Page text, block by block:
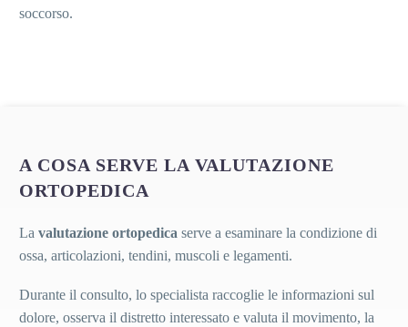
soccorso.
A COSA SERVE LA VALUTAZIONE
ORTOPEDICA
La valutazione ortopedica serve a esaminare la condizione di
ossa, articolazioni, tendini, muscoli e legamenti.
Durante il consulto, lo specialista raccoglie le informazioni sul
dolore, osserva il distretto interessato e valuta il movimento, la